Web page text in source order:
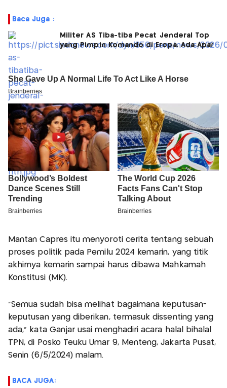
Baca Juga :
Militer AS Tiba-tiba Pecat Jenderal Top
yang Pimpin Komando di Eropa, Ada Apa?
Mantan Capres itu menyoroti cerita tentang sebuah
proses politik pada Pemilu 2024 kemarin, yang titik
akhirnya kemarin sampai harus dibawa Mahkamah
Konstitusi (MK).
"Semua sudah bisa melihat bagaimana keputusan-
keputusan yang diberikan, termasuk dissenting yang
ada," kata Ganjar usai menghadiri acara halal bihalal
TPN, di Posko Teuku Umar 9, Menteng, Jakarta Pusat,
Senin (6/5/2024) malam.
BACA JUGA: